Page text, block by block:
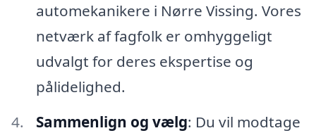
automekanikere i Nørre Vissing. Vores
netværk af fagfolk er omhyggeligt
udvalgt for deres ekspertise og
pålidelighed.
Sammenlign og vælg: Du vil modtage